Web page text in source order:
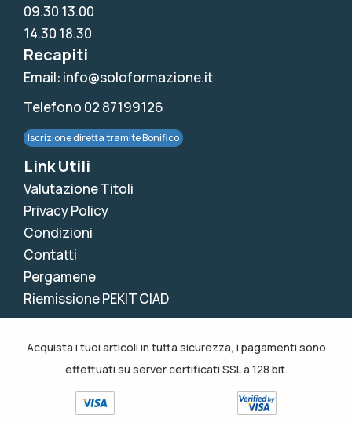
09.30 13.00
14.30 18.30
Recapiti
Email: info@soloformazione.it
Telefono 02 87199126
Iscrizione diretta tramite Bonifico
Link Utili
Valutazione Titoli
Privacy Policy
Condizioni
Contatti
Pergamene
Riemissione PEKIT CIAD
Acquista i tuoi articoli in tutta sicurezza, i pagamenti sono
effettuati su server certificati SSL a 128 bit.